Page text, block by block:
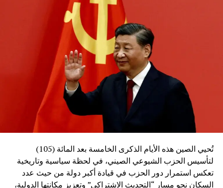
تُحيي الصين هذه الأيام الذكرى الخامسة بعد المائة (105)
لتأسيس الحزب الشيوعي الصيني، في لحظة سياسية وتاريخية
تعكس استمرار دور الحزب في قيادة أكبر دولة من حيث عدد
السكان نحو مسار “التحديث الاشتراكي” وتعزيز مكانتها الدولية،